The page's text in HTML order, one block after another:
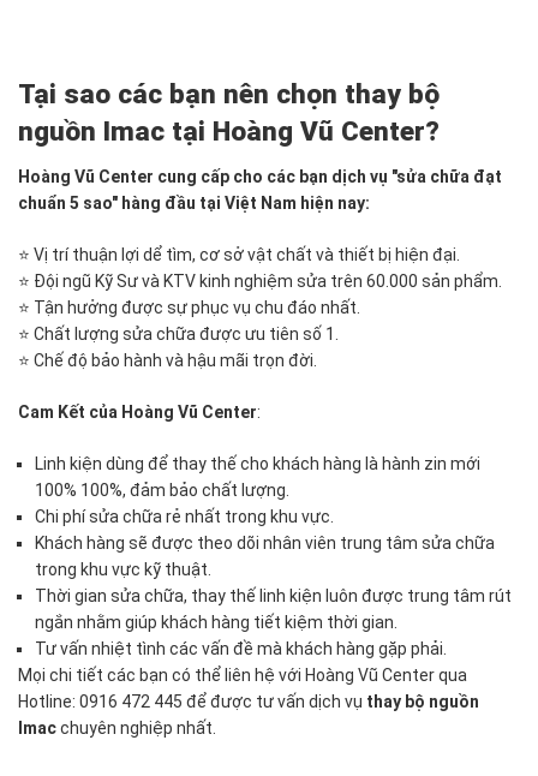
Tại sao các bạn nên chọn thay bộ
nguồn Imac tại Hoàng Vũ Center?
Hoàng Vũ Center cung cấp cho các bạn dịch vụ "sửa chữa đạt
chuẩn 5 sao" hàng đầu tại Việt Nam hiện nay:
⭐ Vị trí thuận lợi dể tìm, cơ sở vật chất và thiết bị hiện đại.
⭐ Đội ngũ Kỹ Sư và KTV kinh nghiệm sửa trên 60.000 sản phẩm.
⭐ Tận hưởng được sự phục vụ chu đáo nhất.
⭐ Chất lượng sửa chữa được ưu tiên số 1.
⭐ Chế độ bảo hành và hậu mãi trọn đời.
Cam Kết của Hoàng Vũ Center:
Linh kiện dùng để thay thế cho khách hàng là hành zin mới
100% 100%, đảm bảo chất lượng.
Chi phí sửa chữa rẻ nhất trong khu vực.
Khách hàng sẽ được theo dõi nhân viên trung tâm sửa chữa
trong khu vực kỹ thuật.
Thời gian sửa chữa, thay thế linh kiện luôn được trung tâm rút
ngắn nhằm giúp khách hàng tiết kiệm thời gian.
Tư vấn nhiệt tình các vấn đề mà khách hàng gặp phải.
Mọi chi tiết các bạn có thể liên hệ với Hoàng Vũ Center qua
Hotline: 0916 472 445 để được tư vấn dịch vụ thay bộ nguồn
Imacchuyên nghiệp nhất.